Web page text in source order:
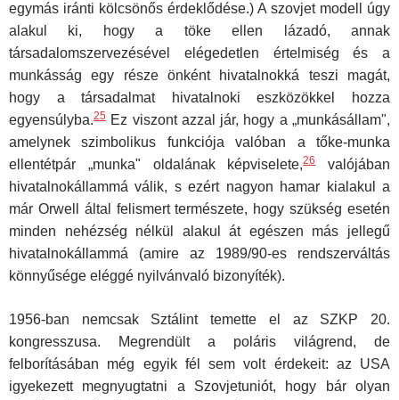
egymás iránti kölcsönős ér­deklődése.) A szovjet modell úgy
alakul ki, hogy a töke ellen lázadó, an­nak
társadalomszervezésével elégedetlen értelmiség és a
munkásság egy része önként hivatalnokká teszi magát,
hogy a társadalmat hivatal­noki eszközökkel hozza
egyensúlyba.25 Ez viszont azzal jár, hogy a „munkásállam",
amelynek szimbolikus funkciója valóban a tőke-munka
ellentétpár „munka" oldalának képviselete,26valójában
hivatalnokállam­má válik, s ezért nagyon hamar kialakul a
már Orwell által felismert ter­mészete, hogy szükség esetén
minden nehézség nélkül alakul át egé­szen más jellegű
hivatalnokállammá (amire az 1989/90-es rendszervál­tás
könnyűsége eléggé nyilvánvaló bizonyíték).
1956-ban nemcsak Sztálint temette el az SZKP 20.
kongresszusa. Megrendült a poláris világrend, de
felborításában még egyik fél sem volt érdekeit: az USA
igyekezett megnyugtatni a Szovjetuniót, hogy bár olyan